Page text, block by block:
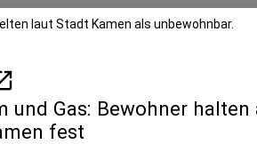
laut Stadt Kamen als unbewohnbar.
und Gas: Bewohner
fest